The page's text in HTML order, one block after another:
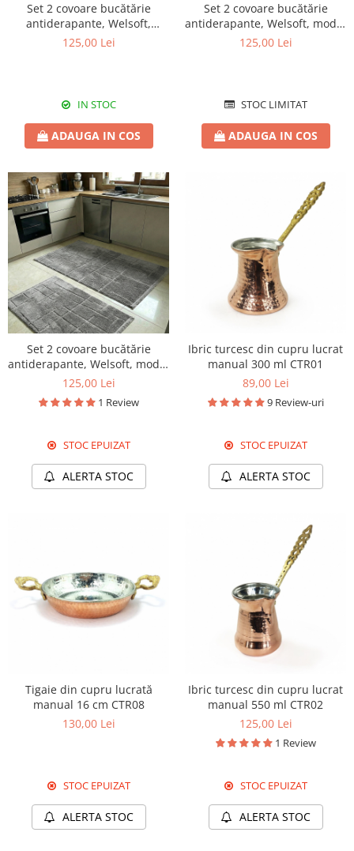
Set 2 covoare bucătărie
antiderapante, Welsoft,
acolade, antracit
125,00 Lei
IN STOC
ADAUGA IN COS
Set 2 covoare bucătărie
antiderapante, Welsoft, model
texturat antracit
125,00 Lei
STOC LIMITAT
ADAUGA IN COS
Set 2 covoare bucătărie
antiderapante, Welsoft, model
texturat gri
125,00 Lei
1 Review
STOC EPUIZAT
ALERTA STOC
Ibric turcesc din cupru lucrat
manual 300 ml CTR01
89,00 Lei
9 Review-uri
STOC EPUIZAT
ALERTA STOC
Tigaie din cupru lucrată
manual 16 cm CTR08
130,00 Lei
STOC EPUIZAT
ALERTA STOC
Ibric turcesc din cupru lucrat
manual 550 ml CTR02
125,00 Lei
1 Review
STOC EPUIZAT
ALERTA STOC